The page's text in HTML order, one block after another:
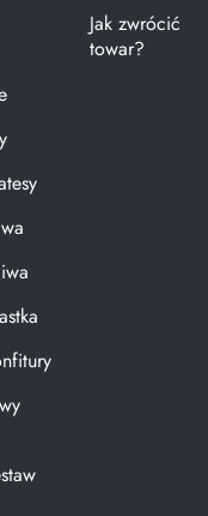
Jak zwrócić
towar?